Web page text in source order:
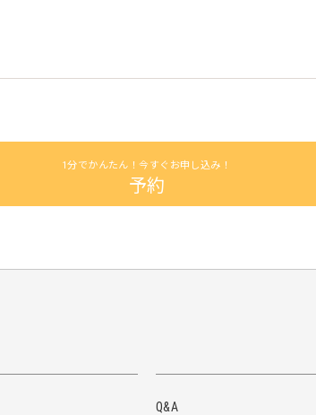
1分でかんたん！今すぐお申し込み！
予約
Q&A